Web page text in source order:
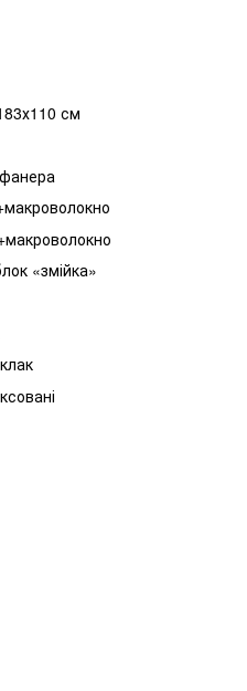
см
«змійка»